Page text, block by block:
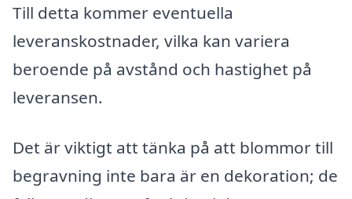
Till detta kommer eventuella
leveranskostnader, vilka kan variera
beroende på avstånd och hastighet på
leveransen.
Det är viktigt att tänka på att blommor till
begravning inte bara är en dekoration; de